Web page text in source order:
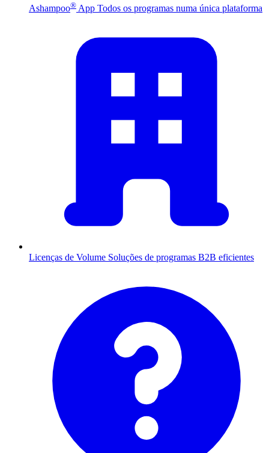
Ashampoo® App Todos os programas numa única plataforma
Licenças de Volume Soluções de programas B2B eficientes